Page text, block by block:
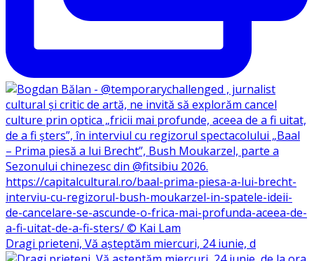
Dragi prieteni, Vă așteptăm miercuri, 24 iunie, d